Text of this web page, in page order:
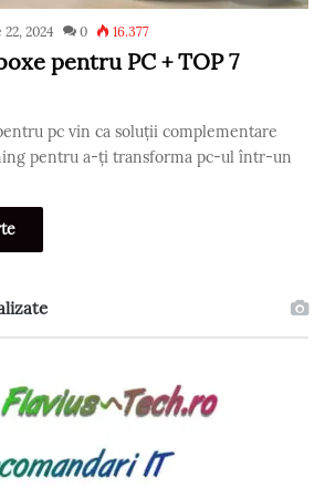
2024 0 16.377
pentru PC + TOP 7
pc vin ca soluții complementare
pentru a-ți transforma pc-ul într-un